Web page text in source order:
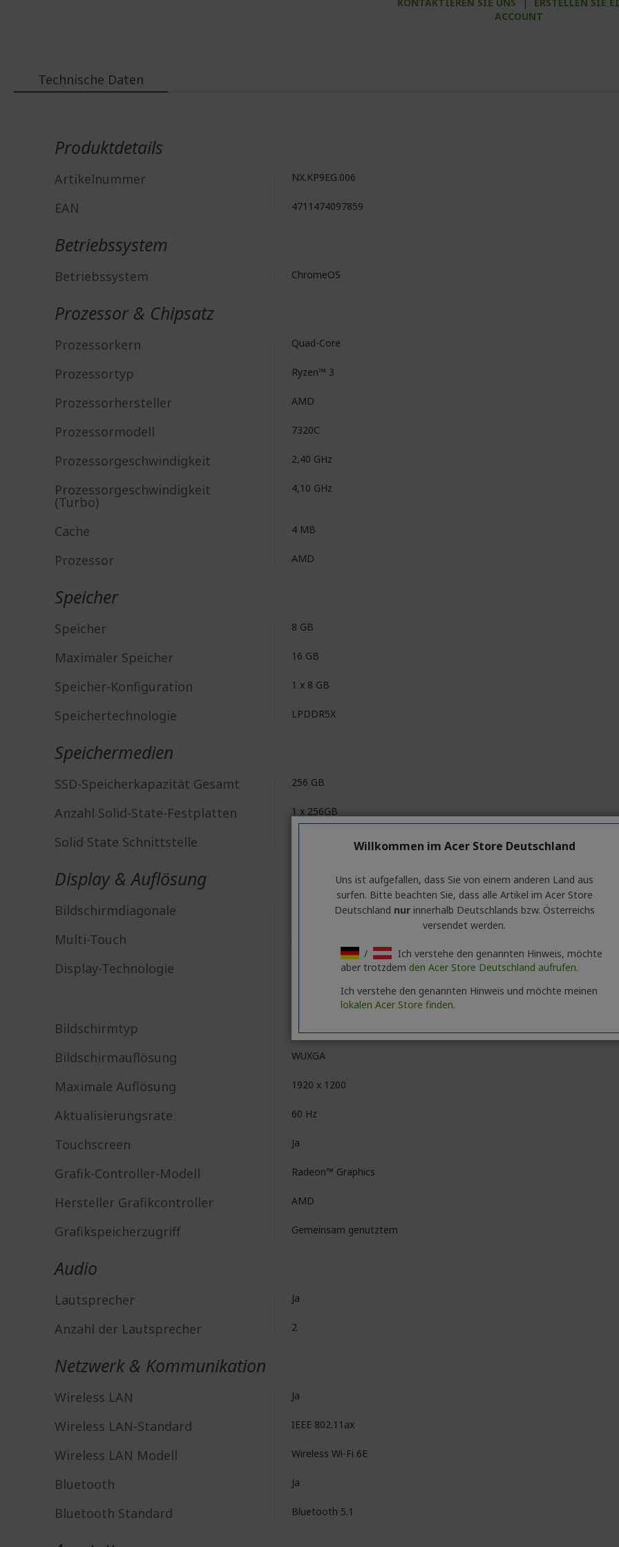
ACCOUNT
Technische Daten
Produktdetails
Artikelnummer NX.KP9EG.006
EAN 4711474097859
Betriebssystem
Betriebssystem ChromeOS
Prozessor & Chipsatz
Prozessorkern Quad-Core
Prozessortyp Ryzen™ 3
Prozessorhersteller AMD
Prozessormodell 7320C
Prozessorgeschwindigkeit 2,40 GHz
Prozessorgeschwindigkeit
(Turbo)
4,10 GHz
Cache 4 MB
Prozessor AMD
Speicher
Speicher 8 GB
Maximaler Speicher 16 GB
Speicher-Konfiguration 1 x 8 GB
Speichertechnologie LPDDR5X
Speichermedien
SSD-Speicherkapazität Gesamt 256 GB
Anzahl Solid-State-Festplatten 1 x 256GB
Solid State Schnittstelle
Display & Auflösung
Bildschirmdiagonale 35,6 cm (14 Zoll)
Multi-Touch
Display-Technologie
ComfyView (Matt)
Bildschirmtyp
Bildschirmauflösung WUXGA
Maximale Auflösung 1920 x 1200
Aktualisierungsrate 60 Hz
Touchscreen Ja
Grafik-Controller-Modell Radeon™ Graphics
Hersteller Grafikcontroller AMD
Grafikspeicherzugriff Gemeinsam genutztem
Audio
Lautsprecher Ja
Anzahl der Lautsprecher 2
Netzwerk & Kommunikation
Wireless LAN Ja
Wireless LAN-Standard IEEE 802.11ax
Wireless LAN Modell Wireless Wi-Fi 6E
Bluetooth Ja
Bluetooth Standard Bluetooth 5.1
Willkommen im Acer Store Deutschland
Uns ist aufgefallen, dass Sie von einem anderen Land aus
surfen. Bitte beachten Sie, dass alle Artikel im Acer Store
Deutschland nurinnerhalb Deutschlands bzw. Österreichs
versendet werden.
/
Ich verstehe den genannten Hinweis, möchte
aber trotzdem den Acer Store Deutschland aufrufen.
Ich verstehe den genannten Hinweis und möchte meinen
lokalen Acer Store finden.